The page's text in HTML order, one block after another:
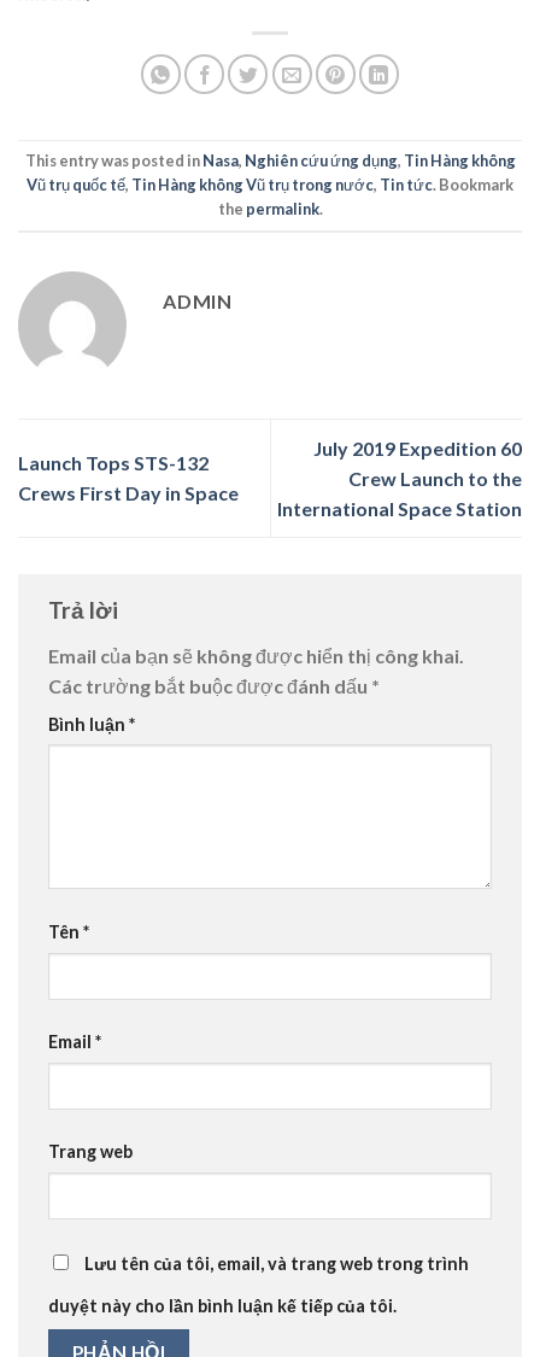
This entry was posted inNasa, Nghiên cứu ứng dụng, Tin Hàng không
Vũ trụ quốc tế, Tin Hàng không Vũ trụ trong nước, Tin tức. Bookmark
the permalink.
ADMIN
Launch Tops STS-132
Crews First Day in Space
July 2019 Expedition 60
Crew Launch to the
International Space Station
Trả lời
Email của bạn sẽ không được hiển thị công khai.
Các trường bắt buộc được đánh dấu *
Bình luận *
Tên *
Email *
Trang web
Lưu tên của tôi, email, và trang web trong trình
duyệt này cho lần bình luận kế tiếp của tôi.